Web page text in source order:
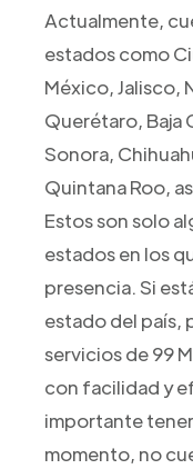
Actualmente,
estados como
México, Jalisco,
Querétaro, Baja
Sonora,
Quintana Roo,
Estos son solo
estados en los
presencia. Si
estado del país,
servicios de 99
con facilidad y
importante
momento, no